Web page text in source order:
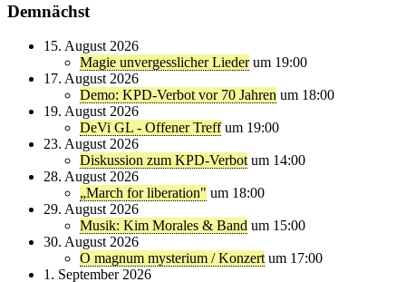
Demnächst
15. August 2026
Magie unvergesslicher Lieder um 19:00
17. August 2026
Demo: KPD-Verbot vor 70 Jahren um 18:00
19. August 2026
DeVi GL - Offener Treff um 19:00
23. August 2026
Diskussion zum KPD-Verbot um 14:00
28. August 2026
„March for liberation" um 18:00
29. August 2026
Musik: Kim Morales & Band um 15:00
30. August 2026
O magnum mysterium / Konzert um 17:00
1. September 2026